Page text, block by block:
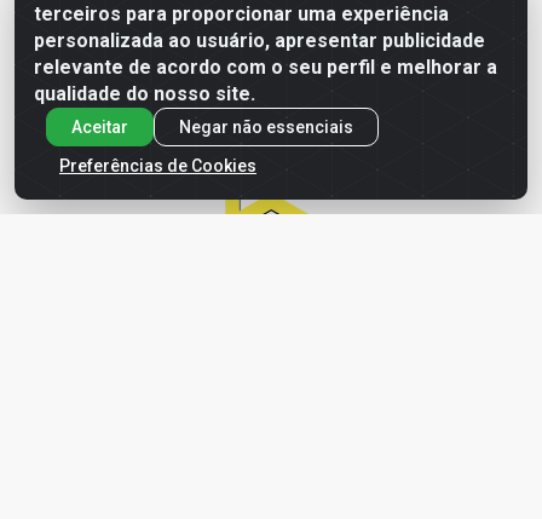
terceiros para proporcionar uma experiência
personalizada ao usuário, apresentar publicidade
relevante de acordo com o seu perfil e melhorar a
qualidade do nosso site.
Aceitar
Negar não essenciais
Preferências de Cookies
Baixe já o APP da LDF